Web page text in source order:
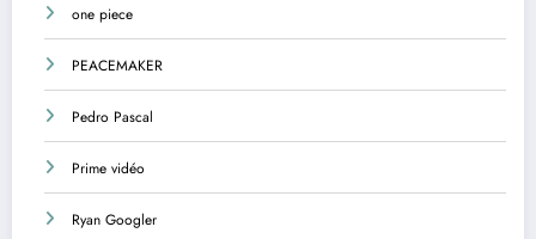
one piece
PEACEMAKER
Pedro Pascal
Prime vidéo
Ryan Googler